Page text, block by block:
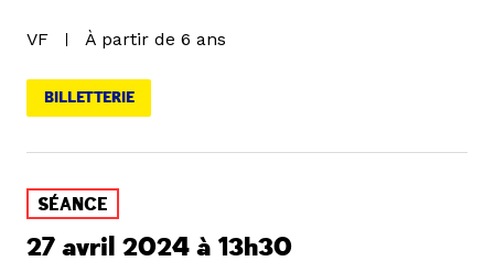
VF À partir de 6 ans
BILLETTERIE
SÉANCE
27 avril 2024 à 13h30